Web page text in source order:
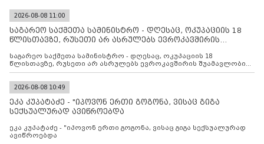
2026-08-08 11:00
საგარეო საქმეთა სამინისტრო - დღესაც, ოკუპაციის 18
წლისთავზე, რუსეთი არ ასრულებს ევროკავშირის
საგარეო საქმეთა სამინისტრო - დღესაც, ოკუპაციის 18
წლისთავზე, რუსეთი არ ასრულებს ევროკავშირის შუამავლობით
დადებულ 2008 წლის 12 აგვისტოს ცეცხლის შეწყვეტის
კონტროლს ოკუპირებულ რეგიონებში, აგრძელებს მათი
მილიტარიზაციის პროცესს და აქტიურად დგამს ნაბიჯებს მათი
ფაქტობრივი ანექსიისკენ
2026-08-08 10:49
ეკა კუპატაძე - "იპოვონ ერთი გოგონა, ვისაც გიგა
სექსუალურად ავიწროებდა
ეკა კუპატაძე - "იპოვონ ერთი გოგონა, ვისაც გიგა სექსუალურად
ავიწროებდა